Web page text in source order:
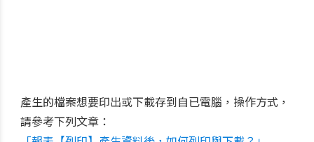
產生的檔案想要印出或下載存到自已電腦，操作方式，
請參考下列文章：